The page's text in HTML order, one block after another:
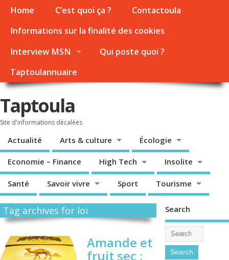
Home C’est quoi ça ?
Contactoula
Informations sur la finalité des cookies
Interview MSN
Qui poste quoi ?
Taptoulannuaire
Taptoula
Site d'informations décalées
Actualité Arts & culture Écologie
Economie – Finance High Tech Insolite
Santé Savoir vivre Sport Tourisme
Tag archives for loi
Amande et
fruit sec :
Search